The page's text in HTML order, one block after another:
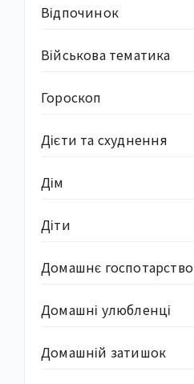
Відпочинок
Військова тематика
Гороскоп
Дієти та схуднення
Дім
Діти
Домашнє госпотарство
Домашні улюбленці
Домашній затишок